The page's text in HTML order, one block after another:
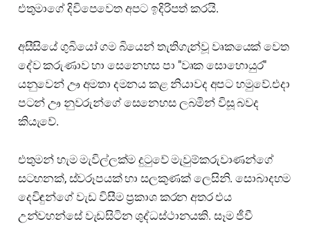
එතුමාගේ දිවිපෙවෙත අපට ඉදිරිපත් කරයි.
අසීසියේ ගුබියෝ ගම බියෙන් තැතිගැන්වූ වෘකයෙක් වෙත
දේව කරුණාව හා සෙනෙහස පා "වෘක සොහොයුර"
යනුවෙන් ඌ අමතා දමනය කළ නියාවද අපට හමුවේ.එදා
පටන් ඌ නුවරුන්ගේ සෙනෙහස ලබමින් විසූ බවද
කියැවේ.
එතුමන් හැම මැවිල්ලක්ම දුටුවේ මැවුම්කරුවාණන්ගේ
සටහනක්, ස්වරූපයක් හා සලකුණක් ලෙසිනි. සොබාදහම
දෙවිඳුන්ගේ වැඩ විසීම ප්‍රකාශ කරන අතර එය
උන්වහන්සේ වැඩසිටින ශුද්ධස්ථානයකි. සෑම ජීවී